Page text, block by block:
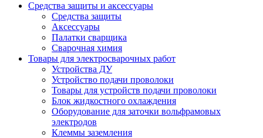
Средства защиты и аксессуары
Средства защиты
Аксессуары
Палатки сварщика
Сварочная химия
Товары для электросварочных работ
Устройства ДУ
Устройство подачи проволоки
Товары для устройств подачи проволоки
Блок жидкостного охлаждения
Оборудование для заточки вольфрамовых
электродов
Клеммы заземления